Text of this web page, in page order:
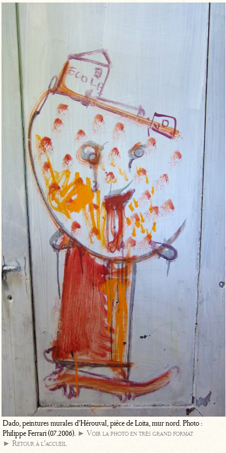
Dado, peintures murales d’Hérouval, pièce de Loita, mur nord. Photo :
Philippe Ferrari (07.2006). ► Voir la photo en très grand format
► Retour à l’accueil